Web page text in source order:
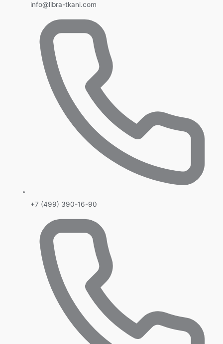
info@libra-tkani.com
+7 (499) 390-16-90